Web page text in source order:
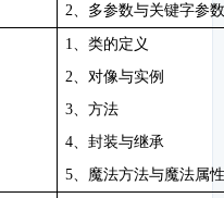
2、多参数与关键字参
1、类的定义
2、对像与实例
3、方法
4、封装与继承
5、魔法方法与魔法属